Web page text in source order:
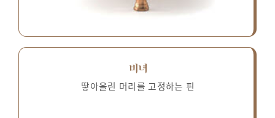
비녀
땋아올린 머리를 고정하는 핀